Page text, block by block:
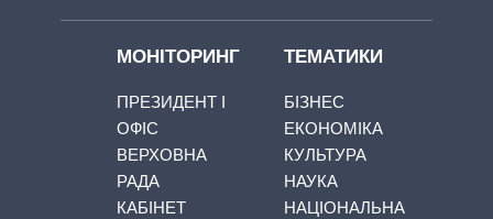
МОНІТОРИНГ
ПРЕЗИДЕНТ І
ОФІС
ВЕРХОВНА
РАДА
КАБІНЕТ
ТЕМАТИКИ
БІЗНЕС
ЕКОНОМІКА
КУЛЬТУРА
НАУКА
НАЦІОНАЛЬНА